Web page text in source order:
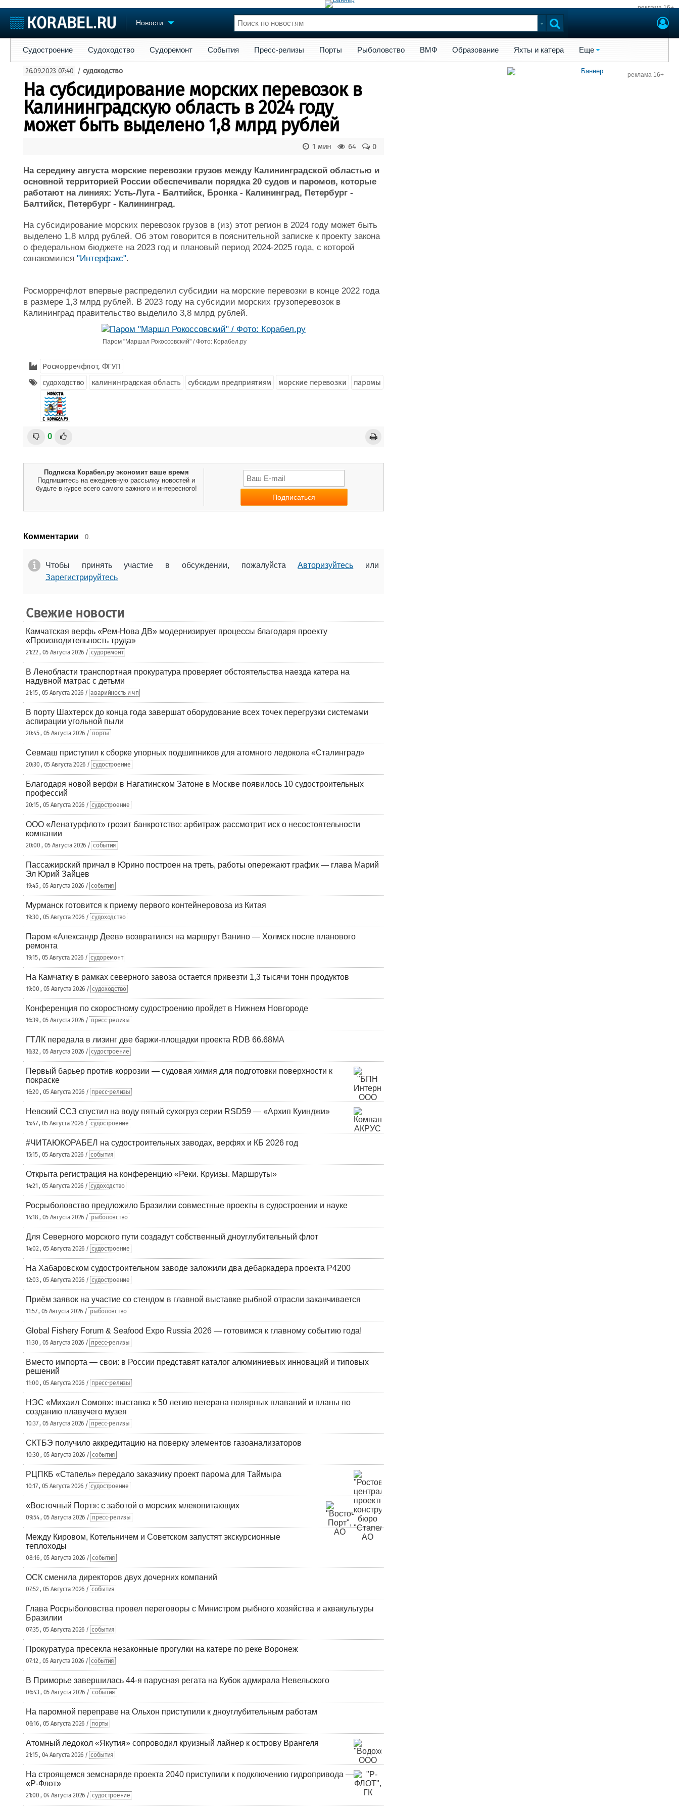
реклама 16+
Новости
Судостроение
Пульс
Новости
Компании
Репутация
Работа
Торговая площадка
Доска объявлений
Продажа флота
Оборудование
Изделия
Материалы
Конференции
Личности
Словарь
Флот
Форум
Все службы
Судостроение Судоходство Судоремонт События Пресс-релизы Порты Рыболовство ВМФ Образование Яхты и катера Еще
26.09.2023 07:40 / судоходство
На субсидирование морских перевозок в
Калининградскую область в 2024 году
может быть выделено 1,8 млрд рублей
0
64
1 мин
На середину августа морские перевозки грузов между Калининградской областью и
основной территорией России обеспечивали порядка 20 судов и паромов, которые
работают на линиях: Усть-Луга - Балтийск, Бронка - Калининград, Петербург -
Балтийск, Петербург - Калининград.
На субсидирование морских перевозок грузов в (из) этот регион в 2024 году может быть
выделено 1,8 млрд рублей. Об этом говорится в пояснительной записке к проекту закона
о федеральном бюджете на 2023 год и плановый период 2024-2025 года, с которой
ознакомился "Интерфакс".
Росморречфлот впервые распределил субсидии на морские перевозки в конце 2022 года
в размере 1,3 млрд рублей. В 2023 году на субсидии морских грузоперевозок в
Калининград правительство выделило 3,8 млрд рублей.
Паром "Маршал Рокоссовский" / Фото: Корабел.ру
Росморречфлот, ФГУП
судоходство
калининградская область субсидии предприятиям морские перевозки паромы
0
Подписка Корабел.ру экономит ваше время
Подпишитесь на ежедневную рассылку новостей и
будьте в курсе всего самого важного и интересного!
Комментарии 0.
Чтобы принять участие в обсуждении, пожалуйстаАвторизуйтесь или
Зарегистрируйтесь
Свежие новости
Камчатская верфь «Рем-Нова ДВ» модернизирует процессы благодаря проекту
«Производительность труда»
21:22 , 05 Августа 2026 / судоремонт
В Ленобласти транспортная прокуратура проверяет обстоятельства наезда катера на
надувной матрас с детьми
21:15 , 05 Августа 2026 / аварийность и чп
В порту Шахтерск до конца года завершат оборудование всех точек перегрузки системами
аспирации угольной пыли
20:45 , 05 Августа 2026 / порты
Севмаш приступил к сборке упорных подшипников для атомного ледокола «Сталинград»
20:30 , 05 Августа 2026 / судостроение
Благодаря новой верфи в Нагатинском Затоне в Москве появилось 10 судостроительных
профессий
20:15 , 05 Августа 2026 / судостроение
ООО «Ленатурфлот» грозит банкротство: арбитраж рассмотрит иск о несостоятельности
компании
20:00 , 05 Августа 2026 / события
Пассажирский причал в Юрино построен на треть, работы опережают график — глава Марий
Эл Юрий Зайцев
19:45 , 05 Августа 2026 / события
Мурманск готовится к приему первого контейнеровоза из Китая
19:30 , 05 Августа 2026 / судоходство
Паром «Александр Деев» возвратился на маршрут Ванино — Холмск после планового
ремонта
19:15 , 05 Августа 2026 / судоремонт
На Камчатку в рамках северного завоза остается привезти 1,3 тысячи тонн продуктов
19:00 , 05 Августа 2026 / судоходство
Конференция по скоростному судостроению пройдет в Нижнем Новгороде
16:39 , 05 Августа 2026 / пресс-релизы
ГТЛК передала в лизинг две баржи-площадки проекта RDB 66.68МА
16:32 , 05 Августа 2026 / судостроение
Первый барьер против коррозии — судовая химия для подготовки поверхности к
покраске
16:20 , 05 Августа 2026 / пресс-релизы
Невский ССЗ спустил на воду пятый сухогруз серии RSD59 — «Архип Куинджи»
15:47 , 05 Августа 2026 / судостроение
#ЧИТАЮКОРАБЕЛ на судостроительных заводах, верфях и КБ 2026 год
15:15 , 05 Августа 2026 / события
Открыта регистрация на конференцию «Реки. Круизы. Маршруты»
14:21 , 05 Августа 2026 / судоходство
Росрыболовство предложило Бразилии совместные проекты в судостроении и науке
14:18 , 05 Августа 2026 / рыболовство
Для Северного морского пути создадут собственный дноуглубительный флот
14:02 , 05 Августа 2026 / судостроение
На Хабаровском судостроительном заводе заложили два дебаркадера проекта Р4200
12:03 , 05 Августа 2026 / судостроение
Приём заявок на участие со стендом в главной выставке рыбной отрасли заканчивается
11:57 , 05 Августа 2026 / рыболовство
Global Fishery Forum & Seafood Expo Russia 2026 — готовимся к главному событию года!
11:30 , 05 Августа 2026 / пресс-релизы
Вместо импорта — свои: в России представят каталог алюминиевых инноваций и типовых
решений
11:00 , 05 Августа 2026 / пресс-релизы
НЭС «Михаил Сомов»: выставка к 50 летию ветерана полярных плаваний и планы по
созданию плавучего музея
10:37 , 05 Августа 2026 / пресс-релизы
СКТБЭ получило аккредитацию на поверку элементов газоанализаторов
10:30 , 05 Августа 2026 / события
РЦПКБ «Стапель» передало заказчику проект парома для Таймыра
10:17 , 05 Августа 2026 / судостроение
«Восточный Порт»: с заботой о морских млекопитающих
09:54 , 05 Августа 2026 / пресс-релизы
Между Кировом, Котельничем и Советском запустят экскурсионные
теплоходы
08:16 , 05 Августа 2026 / события
ОСК сменила директоров двух дочерних компаний
07:52 , 05 Августа 2026 / события
Глава Росрыболовства провел переговоры с Министром рыбного хозяйства и аквакультуры
Бразилии
07:35 , 05 Августа 2026 / события
Прокуратура пресекла незаконные прогулки на катере по реке Воронеж
07:12 , 05 Августа 2026 / события
В Приморье завершилась 44-я парусная регата на Кубок адмирала Невельского
06:43 , 05 Августа 2026 / события
На паромной переправе на Ольхон приступили к дноуглубительным работам
06:16 , 05 Августа 2026 / порты
Атомный ледокол «Якутия» сопроводил круизный лайнер к острову Врангеля
21:15 , 04 Августа 2026 / события
На строящемся земснаряде проекта 2040 приступили к подключению гидропривода —
«Р-Флот»
21:00 , 04 Августа 2026 / судостроение
реклама 16+